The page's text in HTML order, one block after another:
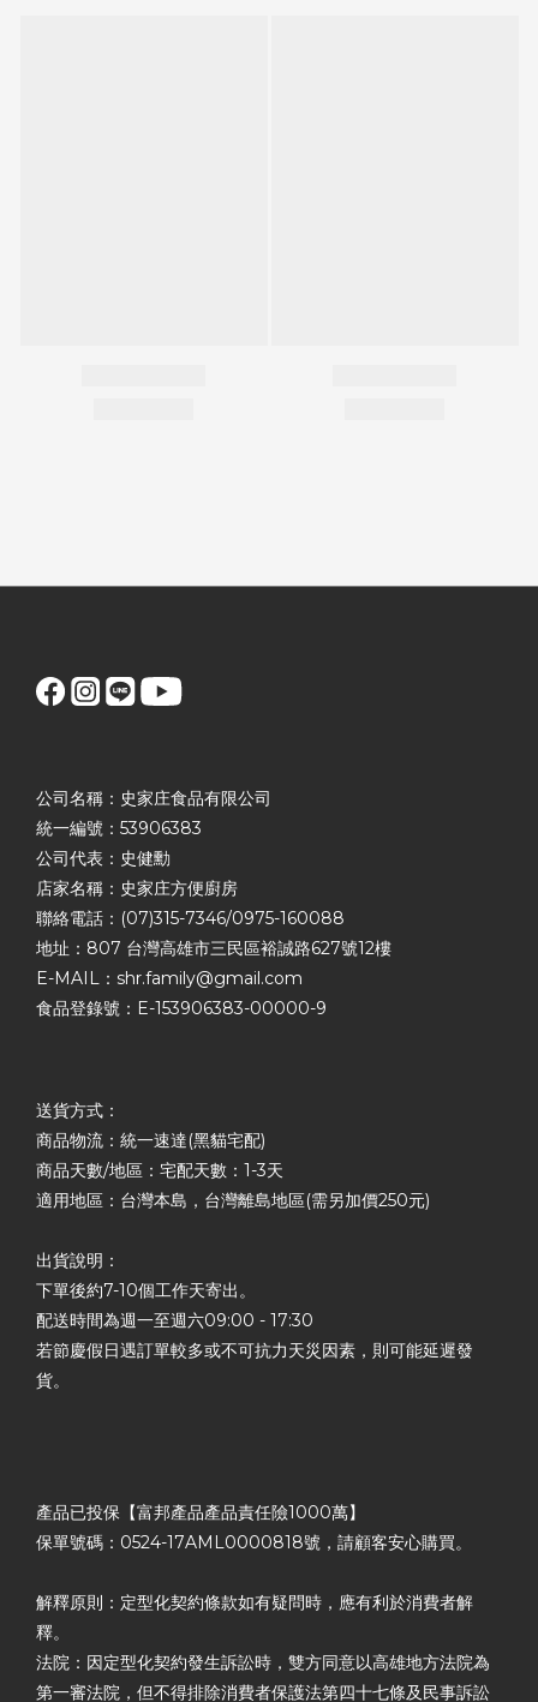
公司名稱：史家庄食品有限公司
統一編號：53906383
公司代表：史健勳
店家名稱：史家庄方便廚房
聯絡電話：(07)315-7346/0975-160088
地址：807 台灣高雄市三民區裕誠路627號12樓
E-MAIL：shr.family@gmail.com
食品登錄號：E-153906383-00000-9
送貨方式：
商品物流：統一速達(黑貓宅配)
商品天數/地區：宅配天數：1-3天
適用地區：台灣本島，台灣離島地區(需另加價250元)
出貨說明：
下單後約7-10個工作天寄出。
配送時間為週一至週六09:00 - 17:30
若節慶假日遇訂單較多或不可抗力天災因素，則可能延遲發
貨。
產品已投保【富邦產品產品責任險1000萬】
保單號碼：0524-17AML0000818號，請顧客安心購買。
解釋原則：定型化契約條款如有疑問時，應有利於消費者解
釋。
法院：因定型化契約發生訴訟時，雙方同意以高雄地方法院為
第一審法院，但不得排除消費者保護法第四十七條及民事訴訟